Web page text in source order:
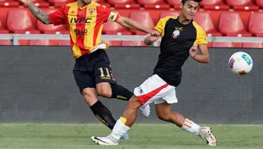
SPORT
CULTURA
AMBIENTE
Streaming
LAC TV
LAC NETWORK
LAC ONAIR